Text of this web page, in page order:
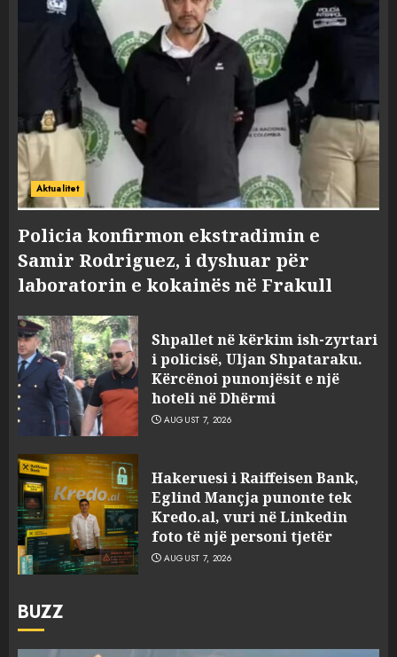
Aktualitet
Policia konfirmon ekstradimin e
Samir Rodriguez, i dyshuar për
laboratorin e kokainës në Frakull
Shpallet në kërkim ish-zyrtari
i policisë, Uljan Shpataraku.
Kërcënoi punonjësit e një
hoteli në Dhërmi
AUGUST 7, 2026
Hakeruesi i Raiffeisen Bank,
Eglind Mançja punonte tek
Kredo.al, vuri në Linkedin
foto të një personi tjetër
AUGUST 7, 2026
BUZZ